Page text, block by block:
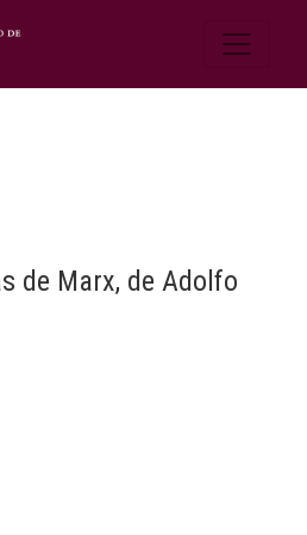
de Marx, de Adolfo